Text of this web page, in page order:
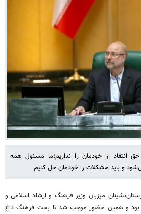
انتقاد از خودمان را نداریم؛ما مسئول همه
و باید مشکلات را خودمان حل کنیم
میزبان وزیر فرهنگ و ارشاد اسلامی و
بود و همین حضور موجب شد تا بحث فرهنگ داغ